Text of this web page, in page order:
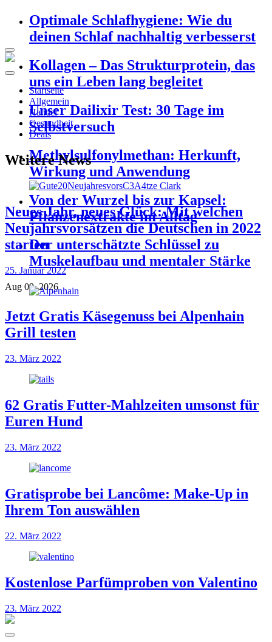
Optimale Schlafhygiene: Wie du
deinen Schlaf nachhaltig verbesserst
Kollagen – Das Strukturprotein, das
uns ein Leben lang begleitet
Unser Dailixir Test: 30 Tage im
Selbstversuch
Methylsulfonylmethan: Herkunft,
Wirkung und Anwendung
Von der Wurzel bis zur Kapsel:
Pflanzenextrakte im Alltag
Der unterschätzte Schlüssel zu
Muskelaufbau und mentaler Stärke
Aug 09, 2026
Startseite
Allgemein
Handel
Gesundheit
Deals
Weitere News
Neues Jahr, neues Glück: Mit welchen
Neujahrsvorsätzen die Deutschen in 2022
starten
25. Januar 2022
Jetzt Gratis Käsegenuss bei Alpenhain
Grill testen
23. März 2022
62 Gratis Futter-Mahlzeiten umsonst für
Euren Hund
23. März 2022
Gratisprobe bei Lancôme: Make-Up in
Ihrem Ton auswählen
22. März 2022
Kostenlose Parfümproben von Valentino
23. März 2022